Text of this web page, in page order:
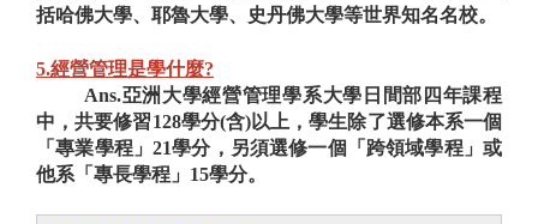
括哈佛大學、耶魯大學、史丹佛大學等世界知名名校。
5.經營管理是學什麼?
Ans.亞洲大學經營管理學系大學日間部四年課程
中，共要修習128學分(含)以上，學生除了選修本系一個
「專業學程」21學分，另須選修一個「跨領域學程」或
他系「專長學程」15學分。